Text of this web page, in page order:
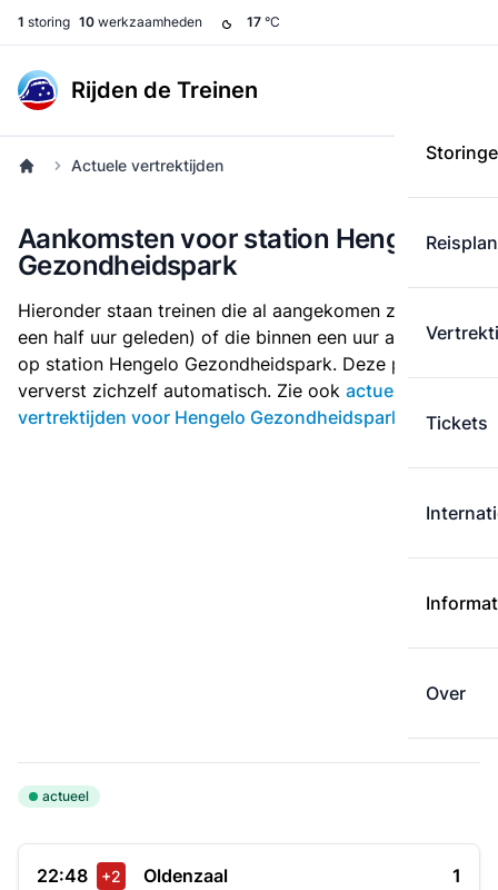
1 storing 10 werkzaamheden 17 °C
Rijden de Treinen
Tickets
Over
Actuele vertrektijden
Aankomsten voor station Hengelo
Gezondheidspark
Hieronder staan treinen die al aangekomen zijn (tot
een half uur geleden) of die binnen een uur arriveren
op station Hengelo Gezondheidspark. Deze pagina
ververst zichzelf automatisch. Zie ook actuele
vertrektijden voor Hengelo Gezondheidspark
actueel
22:48 +2
Oldenzaal
1